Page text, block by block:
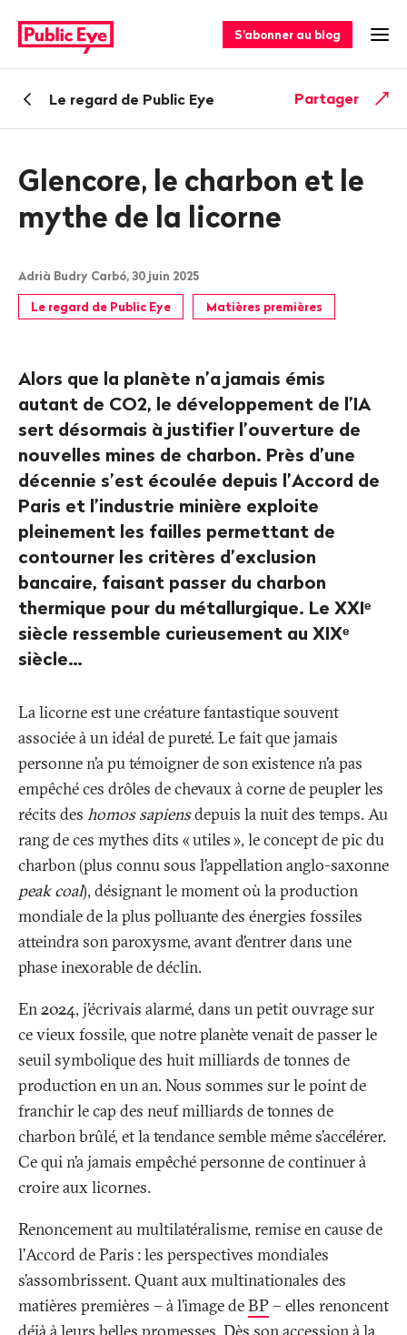
sur
publiceye.ch
rapide
S'abonner au blog
RetourLe regard de Public Eye Partager
Glencore, le charbon et le
mythe de la licorne
Adrià Budry Carbó, 30 juin 2025
Le regard de Public Eye Matières premières
Alors que la planète n’a jamais émis
autant de CO2, le développement de l’IA
sert désormais à justifier l’ouverture de
nouvelles mines de charbon. Près d’une
décennie s’est écoulée depuis l’Accord de
Paris et l’industrie minière exploite
pleinement les failles permettant de
contourner les critères d’exclusion
bancaire, faisant passer du charbon
thermique pour du métallurgique. Le XXIᵉ
siècle ressemble curieusement au XIXᵉ
siècle…
La licorne est une créature fantastique souvent
associée à un idéal de pureté. Le fait que jamais
personne n’a pu témoigner de son existence n’a pas
empêché ces drôles de chevaux à corne de peupler les
récits des homos sapiensdepuis la nuit des temps. Au
rang de ces mythes dits «utiles», le concept de pic du
charbon (plus connu sous l’appellation anglo-saxonne
peak coal), désignant le moment où la production
mondiale de la plus polluante des énergies fossiles
atteindra son paroxysme, avant d’entrer dans une
phase inexorable de déclin.
En 2024, j’écrivais alarmé, dans un petit ouvrage sur
ce vieux fossile, que notre planète venait de passer le
seuil symbolique des huit milliards de tonnes de
production en un an. Nous sommes sur le point de
franchir le cap des neuf milliards de tonnes de
charbon brûlé, et la tendance semble même s’accélérer.
Ce qui n’a jamais empêché personne de continuer à
croire aux licornes.
Renoncement au multilatéralisme, remise en cause de
l’Accord de Paris : les perspectives mondiales
s’assombrissent. Quant aux multinationales des
matières premières – à l’image deBP– elles renoncent